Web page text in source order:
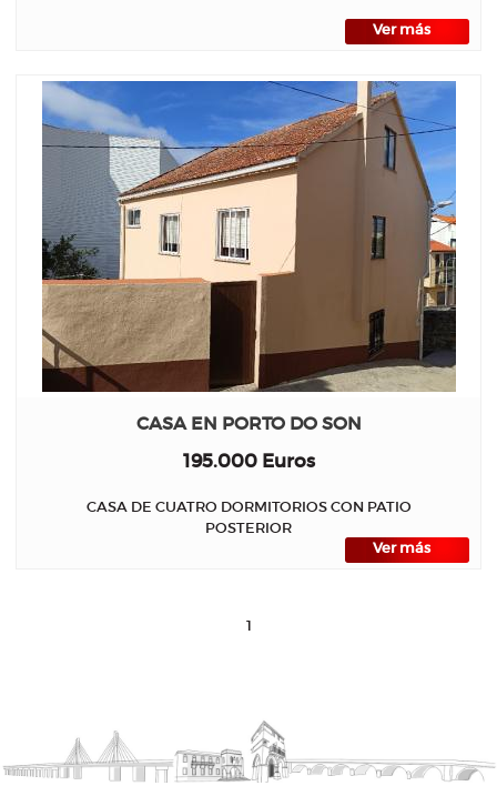
Ver más
CASA EN PORTO DO SON
195.000 Euros
CASA DE CUATRO DORMITORIOS CON PATIO
POSTERIOR
Ver más
1